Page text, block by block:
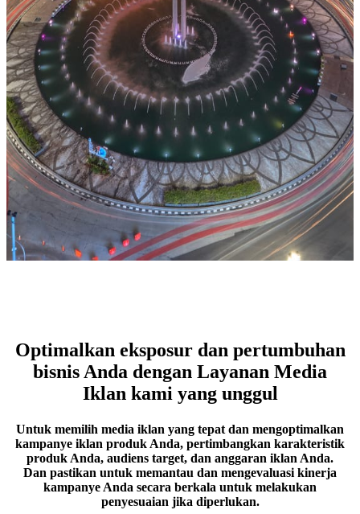
Optimalkan eksposur dan pertumbuhan
bisnis Anda dengan Layanan Media
Iklan kami yang unggul
Untuk memilih media iklan yang tepat dan mengoptimalkan
kampanye iklan produk Anda, pertimbangkan karakteristik
produk Anda, audiens target, dan anggaran iklan Anda.
Dan pastikan untuk memantau dan mengevaluasi kinerja
kampanye Anda secara berkala untuk melakukan
penyesuaian jika diperlukan.